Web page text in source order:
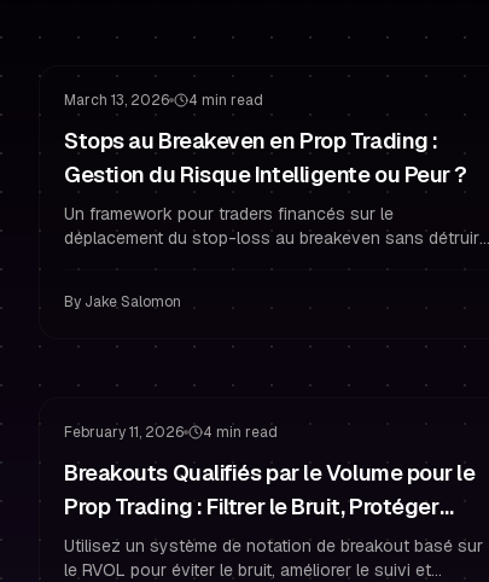
Gestion du Risque Stratégie de Stop Loss
March 13, 2026 4 min read
Stops au Breakeven en Prop Trading :
Gestion du Risque Intelligente ou Peur ?
Un framework pour traders financés sur le
déplacement du stop-loss au breakeven sans détruire
By Jake Salomon
February 11, 2026 4 min read
Breakouts Qualifiés par le Volume pour le
Prop Trading : Filtrer le Bruit, Protéger
Votre Compte Financé
Utilisez un système de notation de breakout basé sur
le RVOL pour éviter le bruit, améliorer le suivi et